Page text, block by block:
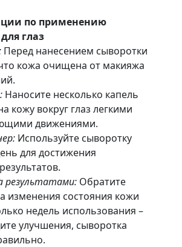
по применению
глаз
Перед нанесением сыворотки
кожа очищена от макияжа
Наносите несколько капель
кожу вокруг глаз легкими
движениями.
Используйте сыворотку
для достижения
результатами:Обратите
изменения состояния кожи
недель использования –
улучшения, сыворотка